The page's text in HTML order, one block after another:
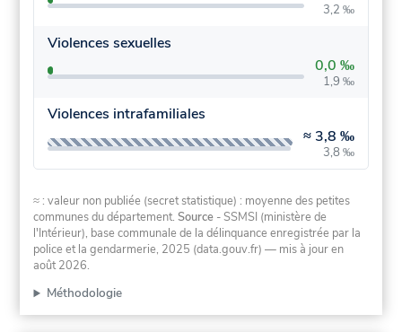
3,2 ‰
Violences sexuelles
0,0 ‰
1,9 ‰
Violences intrafamiliales
≈ 3,8 ‰
3,8 ‰
≈ : valeur non publiée (secret statistique) : moyenne des petites
communes du département.Source - SSMSI (ministère de
l'Intérieur), base communale de la délinquance enregistrée par la
police et la gendarmerie, 2025 (data.gouv.fr) — mis à jour en
août 2026.
Méthodologie